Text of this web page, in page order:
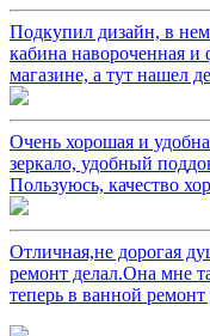
Подкупил дизайн, в
кабина навороченная и
магазине, а тут нашел
Очень хорошая и
зеркало, удобный
Пользуюсь, качество
Отличная,не дорогая
ремонт делал.Она мне
теперь в ванной ремонт